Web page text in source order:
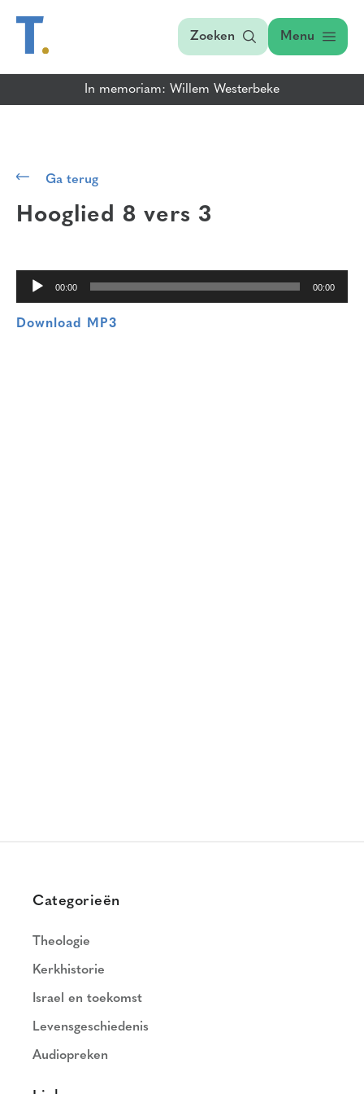
Zoeken Menu
In memoriam: Willem Westerbeke
Ga terug
Hooglied 8 vers 3
00:00 00:00
Download MP3
Categorieën
Theologie
Kerkhistorie
Israel en toekomst
Levensgeschiedenis
Audiopreken